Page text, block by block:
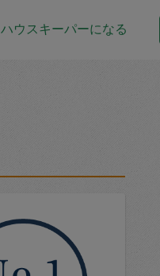
ハウスキーパーになる